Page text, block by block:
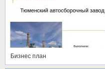
Бизнес план